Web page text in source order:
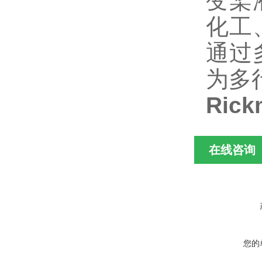
化工
通过
为多
在线咨询
您的